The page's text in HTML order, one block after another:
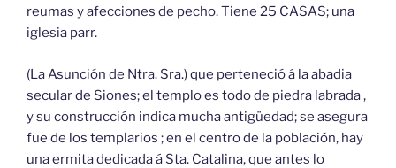
reumas y afecciones de pecho. Tiene 25 CASAS; una
iglesia parr.
(La Asunción de Ntra. Sra.) que perteneció á la abadia
secular de Siones; el templo es todo de piedra labrada ,
y su construcción indica mucha antigüedad; se asegura
fue de los templarios ; en el centro de la población, hay
una ermita dedicada á Sta. Catalina, que antes lo